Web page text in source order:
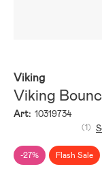
Viking
Viking
Art: 10319734
-27% Flash Sale
(1)